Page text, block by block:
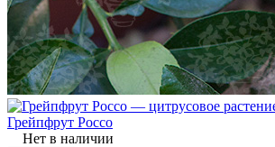
Грейпфрут Россо
Нет в наличии